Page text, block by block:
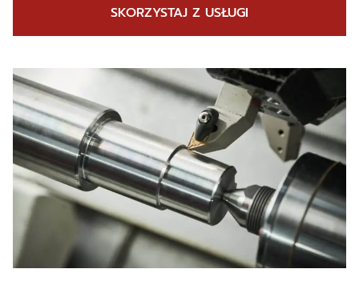
powierzchni zgodnie z wymaganiami klienta.
i oprogramowanie CAD/CAM, które pozwalają nam
zoptymalizować proces produkcji, minimalizując
odpady i koszty, a także skracając czas realizacji
zleceń.
SKORZYSTAJ Z USŁUGI